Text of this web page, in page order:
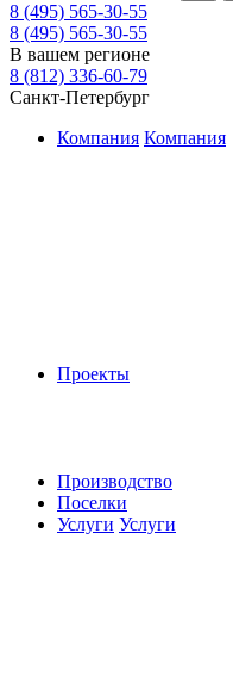
8 (495) 565-30-55
8 (495) 565-30-55
В вашем регионе
8 (812) 336-60-79
Санкт-Петербург
Компания Компания
Проекты
Производство
Поселки
Услуги Услуги